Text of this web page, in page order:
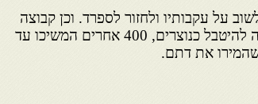
על עקבותיו ולחזור לספרד. וכן קבוצה
אחת בת 150 איש ירדה בקרתגינה וביקשה להיטבל כנוצרים, 400 אחרים המשיכו עד
את דתם.